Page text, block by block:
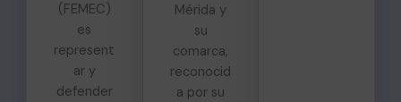
(FEMEC)
es
represent
ar y
defender
Mérida y
su
comarca,
reconocid
a por su